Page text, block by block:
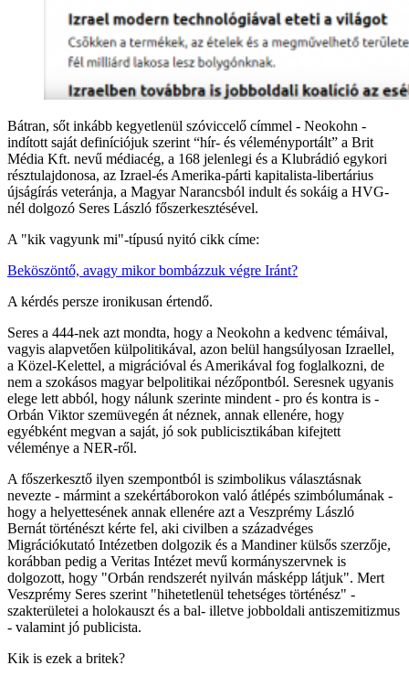
Bátran, sőt inkább kegyetlenül szóviccelő címmel - Neokohn -
indított saját definíciójuk szerint “hír- és véleményportált” a Brit
Média Kft. nevű médiacég, a 168 jelenlegi és a Klubrádió egykori
résztulajdonosa, az Izrael-és Amerika-párti kapitalista-libertárius
újságírás veteránja, a Magyar Narancsból indult és sokáig a HVG-
nél dolgozó Seres László főszerkesztésével.
A "kik vagyunk mi"-típusú nyitó cikk címe:
Beköszöntő, avagy mikor bombázzuk végre Iránt?
A kérdés persze ironikusan értendő.
Seres a 444-nek azt mondta, hogy a Neokohn a kedvenc témáival,
vagyis alapvetően külpolitikával, azon belül hangsúlyosan Izraellel,
a Közel-Kelettel, a migrációval és Amerikával fog foglalkozni, de
nem a szokásos magyar belpolitikai nézőpontból. Seresnek ugyanis
elege lett abból, hogy nálunk szerinte mindent - pro és kontra is -
Orbán Viktor szemüvegén át néznek, annak ellenére, hogy
egyébként megvan a saját, jó sok publicisztikában kifejtett
véleménye a NER-ről.
A főszerkesztő ilyen szempontból is szimbolikus választásnak
nevezte - mármint a szekértáborokon való átlépés szimbólumának -
hogy a helyettesének annak ellenére azt a Veszprémy László
Bernát történészt kérte fel, aki civilben a századvéges
Migrációkutató Intézetben dolgozik és a Mandiner külsős szerzője,
korábban pedig a Veritas Intézet mevű kormányszervnek is
dolgozott, hogy "Orbán rendszerét nyilván másképp látjuk". Mert
Veszprémy Seres szerint "hihetetlenül tehetséges történész" -
szakterületei a holokauszt és a bal- illetve jobboldali antiszemitizmus
- valamint jó publicista.
Kik is ezek a britek?